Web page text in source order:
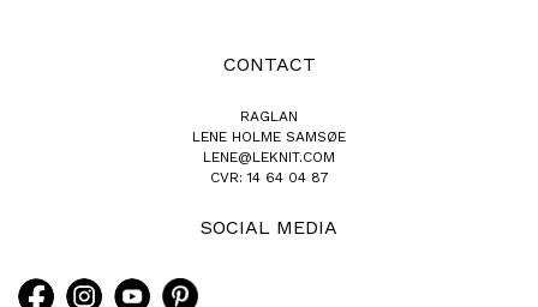
CONTACT
RAGLAN
LENE HOLME SAMSØE
LENE@LEKNIT.COM
CVR: 14 64 04 87
SOCIAL MEDIA